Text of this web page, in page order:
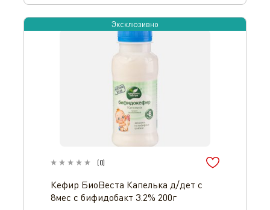
Эксклюзивно
(0)
Кефир БиоВеста Капелька д/дет с
8мес с бифидобакт 3.2% 200г